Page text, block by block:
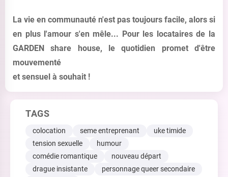
La vie en communauté n'est pas toujours facile, alors si
en plus l'amour s'en mêle... Pour les locataires de la
GARDEN share house, le quotidien promet d'être
mouvementé
et sensuel à souhait !
TAGS
colocation seme entreprenant
uke timide
tension sexuelle
humour
comédie romantique
nouveau départ
drague insistante
personnage queer secondaire